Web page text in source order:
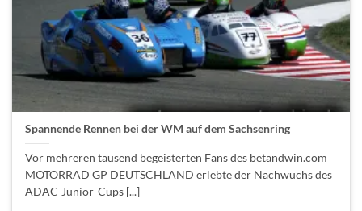
Spannende Rennen bei der WM auf dem Sachsenring
Vor mehreren tausend begeisterten Fans des betandwin.com
MOTORRAD GP DEUTSCHLAND erlebte der Nachwuchs des
ADAC-Junior-Cups [...]